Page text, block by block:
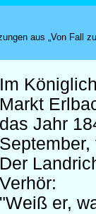
aus „Von Fall
Im
Markt
das Jahr
Der
Verhör:
"Weiß er,